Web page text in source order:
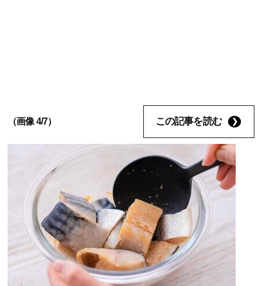
（画像 4/7） この記事を読む